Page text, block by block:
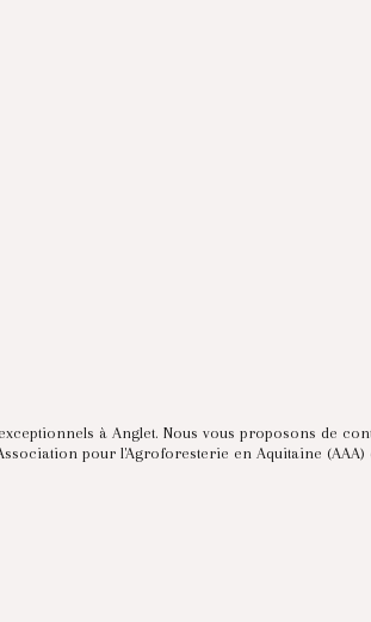
à Anglet. Nous vous proposons de
pour l'Agroforesterie en Aquitaine